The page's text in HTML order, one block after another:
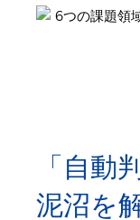
「自動
泥沼を